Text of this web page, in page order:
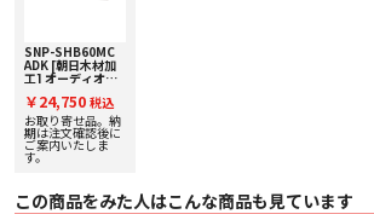
SNP-SHB60MC
ADK [朝日木材加
工] オーディオラ
3060MC追加棚板)
【Suoni
Premium
Series】
￥24,750 税込
お取り寄せ品。納
期は注文確認後に
ご案内いたしま
す。
この商品をみた人はこんな商品も見ています